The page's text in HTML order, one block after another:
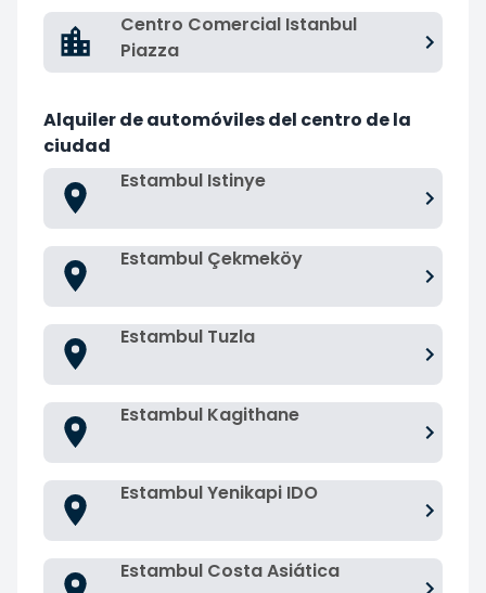
Centro Comercial Istanbul
Piazza
Alquiler de automóviles del centro de la
ciudad
Estambul Istinye
Estambul Çekmeköy
Estambul Tuzla
Estambul Kagithane
Estambul Yenikapi IDO
Estambul Costa Asiática